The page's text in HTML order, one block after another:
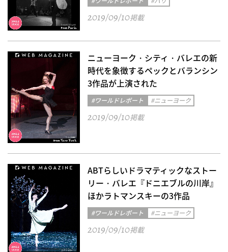
2019/09/10掲載
ニューヨーク・シティ・バレエの新
時代を象徴するペックとバランシン
3作品が上演された
#ワールドレポート #ニューヨーク
2019/09/10掲載
ABTらしいドラマティックなストー
リー・バレエ『ドニエブルの川岸』
ほかラトマンスキーの3作品
#ワールドレポート #ニューヨーク
2019/09/10掲載